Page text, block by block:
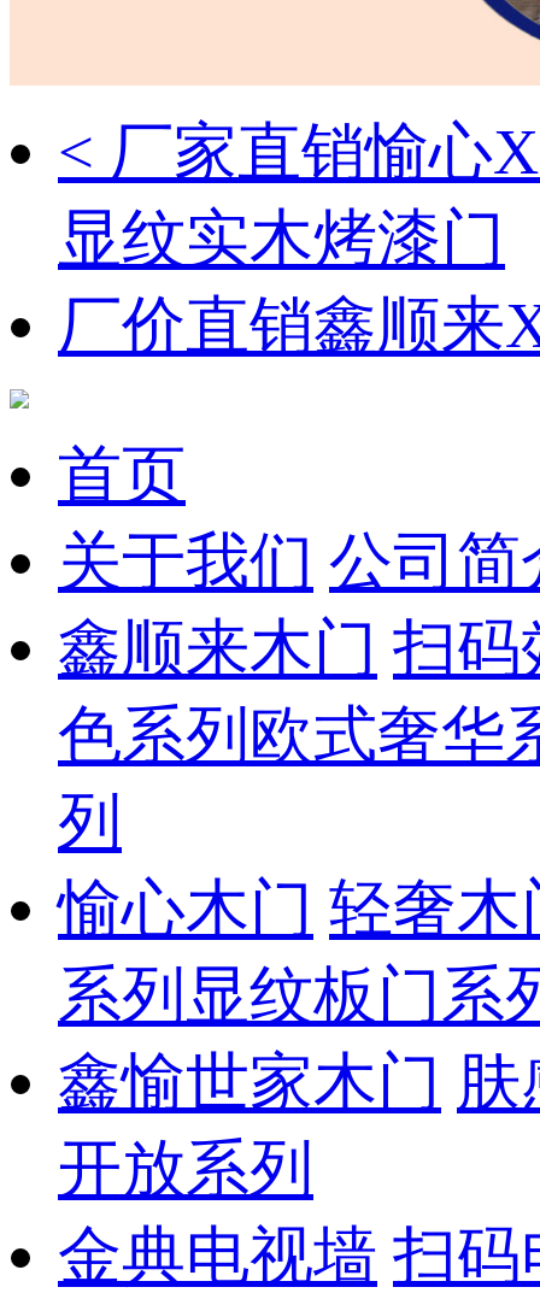
< 厂家直销愉心
显纹实木烤漆门
厂价直销鑫顺来
首页
关于我们 公司简
鑫顺来木门 扫码
色系列欧式奢华
列
愉心木门 轻奢木
系列显纹板门系
鑫愉世家木门
开放系列
金典电视墙 扫码